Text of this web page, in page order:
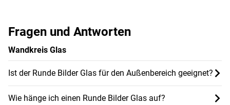
Fragen und Antworten
Wandkreis Glas
Ist der Runde Bilder Glas für den Außenbereich geeignet?
Wie hänge ich einen Runde Bilder Glas auf?